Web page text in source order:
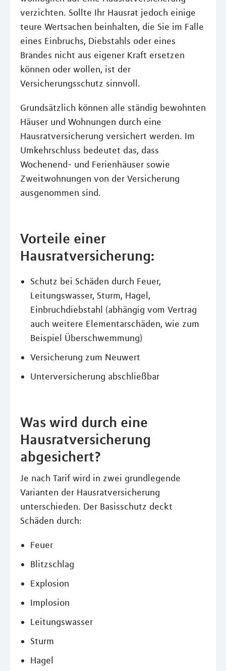
verzichten. Sollte Ihr Hausrat jedoch einige
teure Wertsachen beinhalten, die Sie im Falle
eines Einbruchs, Diebstahls oder eines
Brandes nicht aus eigener Kraft ersetzen
können oder wollen, ist der
Versicherungsschutz sinnvoll.
Grundsätzlich können alle ständig bewohnten
Häuser und Wohnungen durch eine
Hausratversicherung versichert werden. Im
Umkehrschluss bedeutet das, dass
Wochenend- und Ferienhäuser sowie
Zweitwohnungen von der Versicherung
ausgenommen sind.
Vorteile einer
Hausratversicherung:
Schutz bei Schäden durch Feuer,
Leitungswasser, Sturm, Hagel,
Einbruchdiebstahl (abhängig vom Vertrag
auch weitere Elementarschäden, wie zum
Beispiel Überschwemmung)
Versicherung zum Neuwert
Unterversicherung abschließbar
Was wird durch eine
Hausratversicherung
abgesichert?
Je nach Tarif wird in zwei grundlegende
Varianten der Hausratversicherung
unterschieden. Der Basisschutz deckt
Schäden durch:
Feuer
Blitzschlag
Explosion
Implosion
Leitungswasser
Sturm
Hagel